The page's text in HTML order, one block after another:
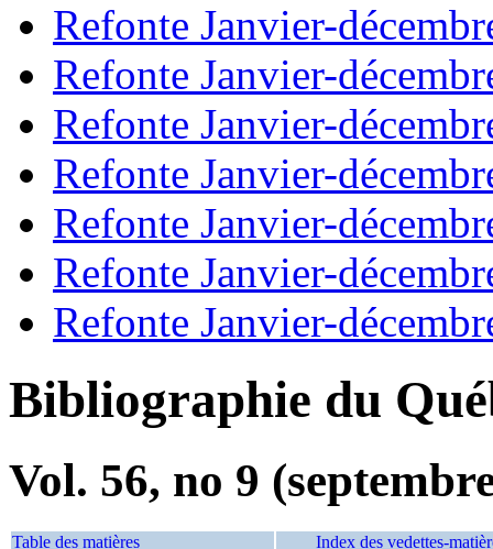
Refonte Janvier-
Refonte Janvier-
Refonte Janvier-
Refonte Janvier-
Refonte Janvier-
Refonte Janvier-
Refonte Janvier-
Bibliographie du
Vol. 56, no 9
Table des matières Index des vedettes-